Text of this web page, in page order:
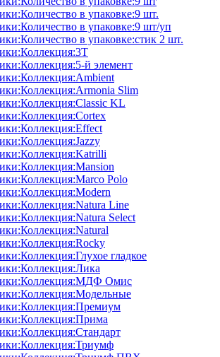
в упаковке:9 шт.
в упаковке:9 шт/уп
в упаковке:стик 2 шт.
й элемент
Slim
KL
Polo
Line
Select
гладкое
Омис